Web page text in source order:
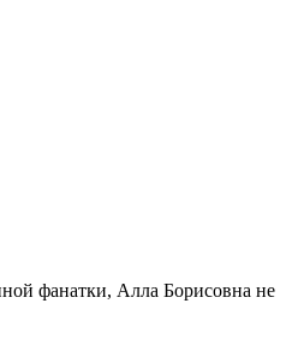
фанатки, Алла Борисовна не